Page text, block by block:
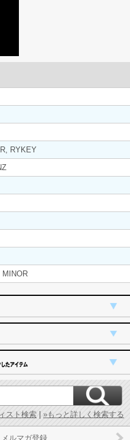
RYKEY
スト検索 »もっと詳しく検索する
メルマガ登録